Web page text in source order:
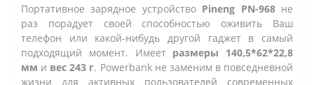
Портативное зарядное устройствоPineng PN-968не
раз порадует своей способностью оживить Ваш
телефон или какой-нибудь другой гаджет в самый
подходящий момент. Имеет размеры 140,5*62*22,8
мм и вес 243 г. Powerbank не заменим в повседневной
жизни для активных пользователей современных